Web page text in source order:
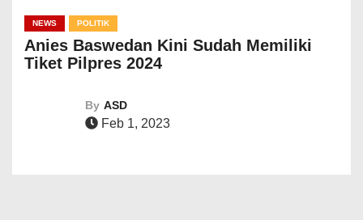
NEWS POLITIK
Anies Baswedan Kini Sudah Memiliki
Tiket Pilpres 2024
By ASD
Feb 1, 2023